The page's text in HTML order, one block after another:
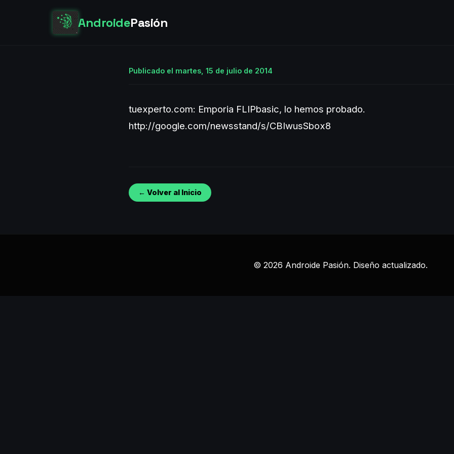
AndroidePasión
Publicado el martes, 15 de julio de 2014
tuexperto.com: Emporia FLIPbasic, lo hemos probado.
http://google.com/newsstand/s/CBIwusSbox8
← Volver al Inicio
© 2026 Androide Pasión. Diseño actualizado.